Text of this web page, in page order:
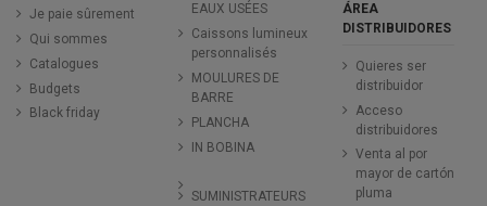
Je paie sûrement
Qui sommes
Catalogues
Budgets
Black friday
EAUX USÉES
Caissons lumineux
personnalisés
MOULURES DE
BARRE
PLANCHA
IN BOBINA
SUMINISTRATEURS
ÁREA
DISTRIBUIDORES
Quieres ser
distribuidor
Acceso
distribuidores
Venta al por
mayor de cartón
pluma